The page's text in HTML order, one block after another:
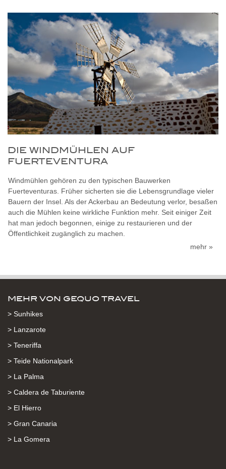
DIE WINDMÜHLEN AUF
FUERTEVENTURA
Windmühlen gehören zu den typischen Bauwerken
Fuerteventuras. Früher sicherten sie die Lebensgrundlage vieler
Bauern der Insel. Als der Ackerbau an Bedeutung verlor, besaßen
auch die Mühlen keine wirkliche Funktion mehr. Seit einiger Zeit
hat man jedoch begonnen, einige zu restaurieren und der
Öffentlichkeit zugänglich zu machen.
mehr »
MEHR VON GEQUO TRAVEL
> Sunhikes
> Lanzarote
> Teneriffa
> Teide Nationalpark
> La Palma
> Caldera de Taburiente
> El Hierro
> Gran Canaria
> La Gomera